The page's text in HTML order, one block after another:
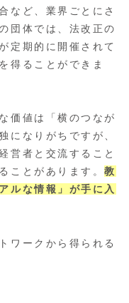
など、業界ごとにさ
団体では、法改正の
定期的に開催されて
得ることができま
価値は「横のつなが
になりがちですが、
営者と交流すること
ことがあります。教
ルな情報」が手に入
ワークから得られる